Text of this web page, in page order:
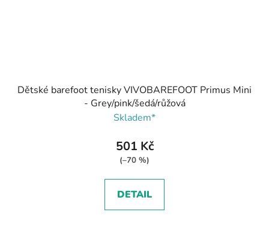
Dětské barefoot tenisky VIVOBAREFOOT Primus Mini
- Grey/pink/šedá/růžová
Skladem*
501 Kč
(–70 %)
DETAIL